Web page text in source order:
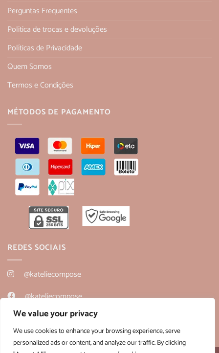
We value your privacy
We use cookies to enhance your browsing experience, serve
personalized ads or content, and analyze our traffic. By clicking
Perguntas Frequentes
Política de trocas e devoluções
Políticas de Privacidade
Quem Somos
Termos e Condições
MÉTODOS DE PAGAMENTO
REDES SOCIAIS
@kateliecompose
@kateliecompose
@kateliecompose